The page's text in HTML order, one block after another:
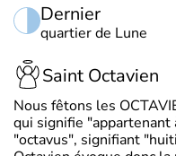
Dernier
quartier de Lune
Saint Octavien
Nous fêtons les
qui signifie
"octavus", signifiant